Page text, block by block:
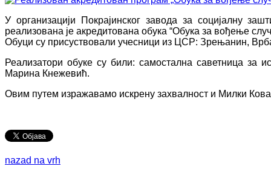
У организацији Покрајинског завода за социјалну
реализована је акредитована обука “Обука за вођење
Обуци су присуствовали учесници из ЦСР: Зрењанин,
Реализатори обуке су били: самостална саветница за
Марина Кнежевић.
Овим путем изражавамо искрену захвалност и Милки
nazad na vrh